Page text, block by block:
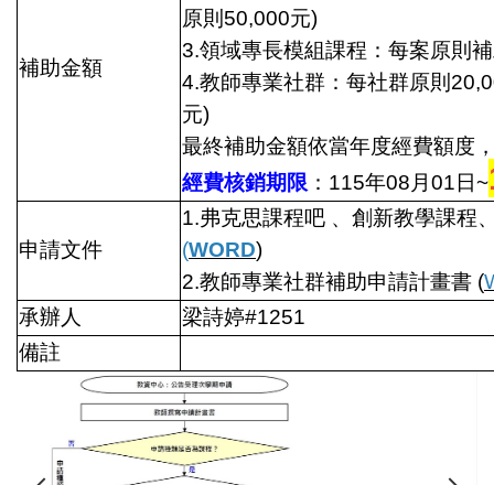
補助金額
原則50,000元)
3.領域專長模組課程：每案原則
4.教師專業社群：每社群原則
元)
最終補助金額依當年度經費額度
經費核銷期限 ：115年08月01日~
申請文件
1.弗克思課程吧 、創新教學課程
(WORD)
2.教師專業社群補助申請計畫書 (
承辦人
梁詩婷#1251
備註